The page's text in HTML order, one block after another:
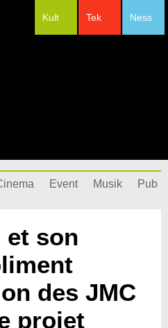
Ness
Tek
Kult
Event Musik Pub
et son
des JMC
projet